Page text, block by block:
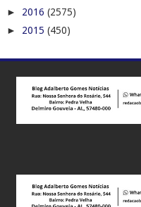
► 2016 (2575)
► 2015 (450)